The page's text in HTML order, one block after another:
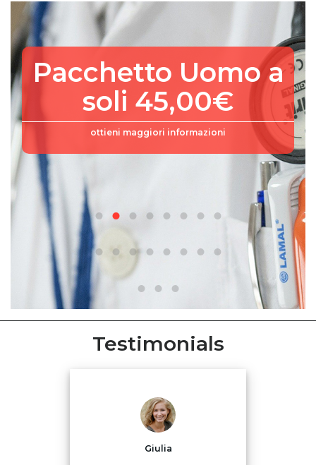
Pacchetto Uomo a
soli 45,00€
ottieni maggiori informazioni
Testimonials
Giulia